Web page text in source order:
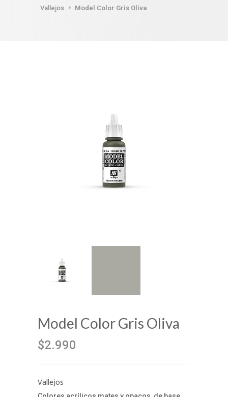
Vallejos
Model Color Gris Oliva
Model Color Gris Oliva
$2.990
Vallejos